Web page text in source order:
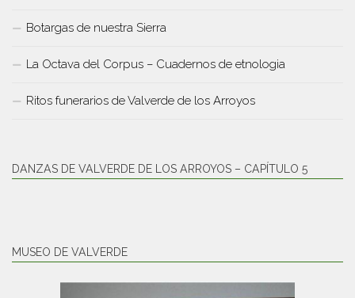
Botargas de nuestra Sierra
La Octava del Corpus – Cuadernos de etnologia
Ritos funerarios de Valverde de los Arroyos
DANZAS DE VALVERDE DE LOS ARROYOS – CAPÍTULO 5
MUSEO DE VALVERDE